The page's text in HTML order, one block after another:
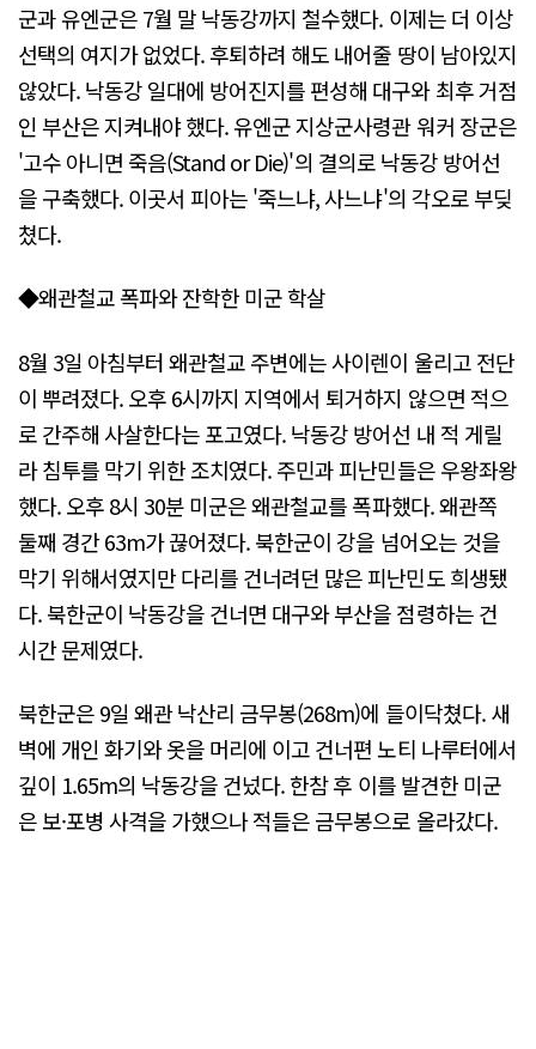
군과 유엔군은 7월 말 낙동강까지 철수했다. 이제는 더 이상
선택의 여지가 없었다. 후퇴하려 해도 내어줄 땅이 남아있지
않았다. 낙동강 일대에 방어진지를 편성해 대구와 최후 거점
인 부산은 지켜내야 했다. 유엔군 지상군사령관 워커 장군은
'고수 아니면 죽음(Stand or Die)'의 결의로 낙동강 방어선
을 구축했다. 이곳서 피아는 '죽느냐, 사느냐'의 각오로 부딪
쳤다.
◆왜관철교 폭파와 잔학한 미군 학살
8월 3일 아침부터 왜관철교 주변에는 사이렌이 울리고 전단
이 뿌려졌다. 오후 6시까지 지역에서 퇴거하지 않으면 적으
로 간주해 사살한다는 포고였다. 낙동강 방어선 내 적 게릴
라 침투를 막기 위한 조치였다. 주민과 피난민들은 우왕좌왕
했다. 오후 8시 30분 미군은 왜관철교를 폭파했다. 왜관쪽
둘째 경간 63m가 끊어졌다. 북한군이 강을 넘어오는 것을
막기 위해서였지만 다리를 건너려던 많은 피난민도 희생됐
다. 북한군이 낙동강을 건너면 대구와 부산을 점령하는 건
시간 문제였다.
북한군은 9일 왜관 낙산리 금무봉(268m)에 들이닥쳤다. 새
벽에 개인 화기와 옷을 머리에 이고 건너편 노티 나루터에서
깊이 1.65m의 낙동강을 건넜다. 한참 후 이를 발견한 미군
은 보·포병 사격을 가했으나 적들은 금무봉으로 올라갔다.